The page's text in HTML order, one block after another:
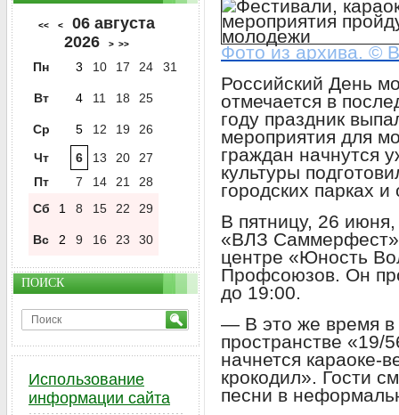
Фото из архива. ©
Российский День
отмечается в
году праздник
мероприятия для
граждан начнутся
культуры
городских парках
В пятницу, 26
«ВЛЗ Саммерфест»
центре «Юность
Профсоюзов. Он
до 19:00.
— В это же время
пространстве «19/
начнется караоке-
крокодил». Гости
песни в
<< <
06 августа
2026
> >>
Пн 3 10 17 24 31
Вт 4 11 18 25
Ср 5 12 19
26
Чт
6 13 20
27
Пт
7 14 21
28
Сб
1 8 15 22 29
Вс 2 9 16 23 30
ПОИСК
Использование
информации сайта